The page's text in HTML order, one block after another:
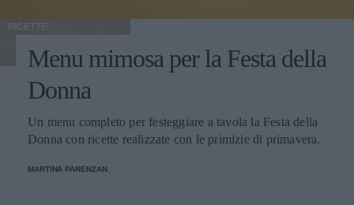
RICETTE
Menu mimosa per la Festa della
Donna
Un menu completo per festeggiare a tavola la Festa della
Donna con ricette realizzate con le primizie di primavera.
MARTINA PARENZAN